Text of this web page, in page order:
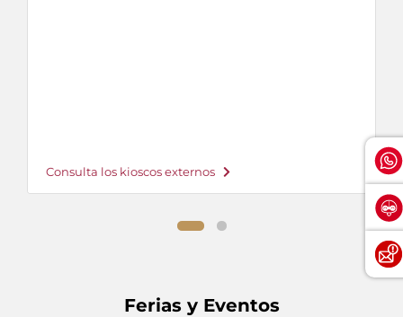
Consulta los kioscos externos
Ferias y Eventos